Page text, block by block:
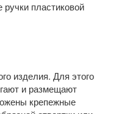
ручки пластиковой
изделия. Для этого
и размещают
крепежные